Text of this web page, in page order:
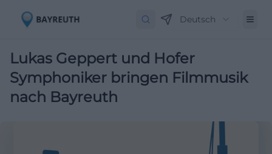
Deutsch
Lukas Geppert und Hofer
Symphoniker bringen Filmmusik
nach Bayreuth